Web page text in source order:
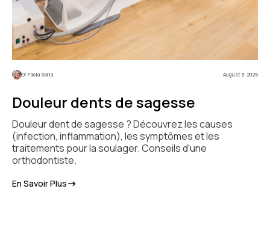
Dr Paola Soria August 3, 2025
Douleur dents de sagesse
Douleur dent de sagesse ? Découvrez les causes
(infection, inflammation), les symptômes et les
traitements pour la soulager. Conseils d'une
orthodontiste.
En Savoir Plus